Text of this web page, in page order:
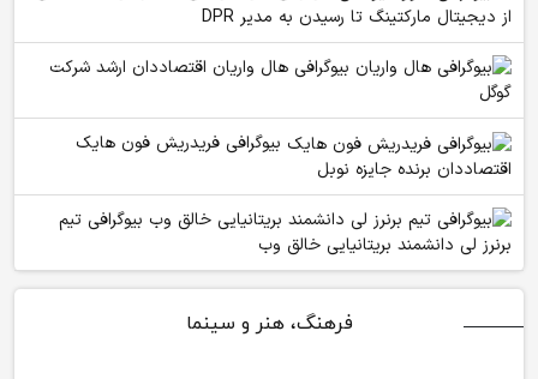
از دیجیتال مارکتینگ تا رسیدن به مدیر DPR
بیوگرافی هال واریان اقتصاددان ارشد شرکت
گوگل
بیوگرافی فریدریش فون هایک
اقتصاددان برنده جایزه نوبل
بیوگرافی تیم
برنرز لی دانشمند بریتانیایی خالق وب
فرهنگ، هنر و سینما